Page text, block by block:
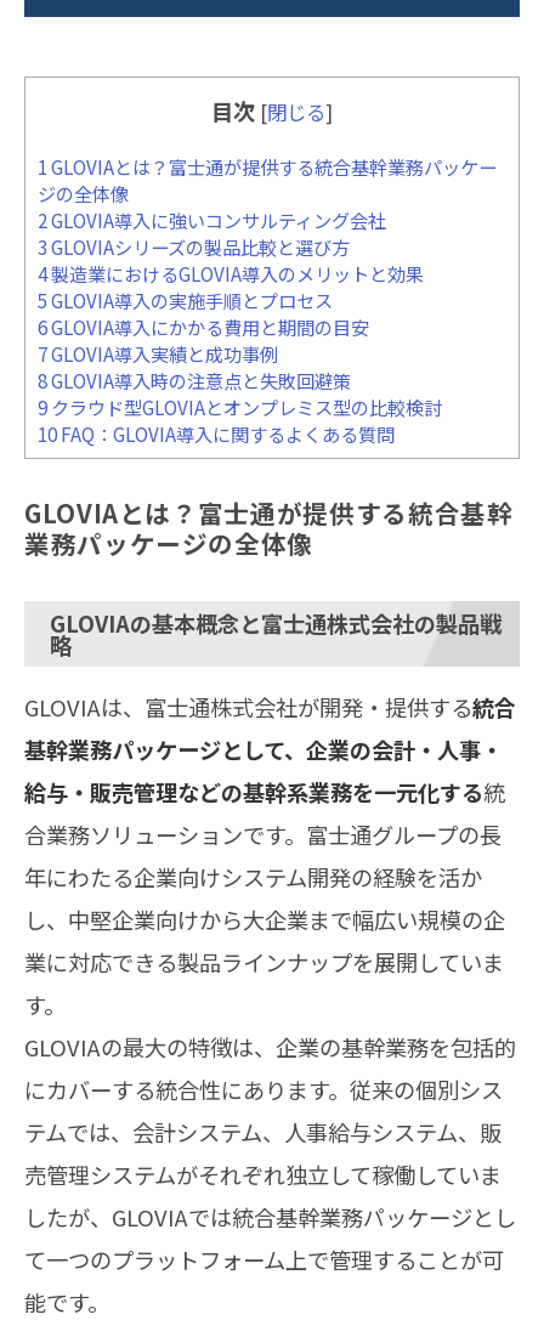
目次 [閉じる]
1GLOVIAとは？富士通が提供する統合基幹業務パッケー
ジの全体像
2GLOVIA導入に強いコンサルティング会社
3GLOVIAシリーズの製品比較と選び方
4製造業におけるGLOVIA導入のメリットと効果
5GLOVIA導入の実施手順とプロセス
6GLOVIA導入にかかる費用と期間の目安
7GLOVIA導入実績と成功事例
8GLOVIA導入時の注意点と失敗回避策
9 クラウド型GLOVIAとオンプレミス型の比較検討
10FAQ：GLOVIA導入に関するよくある質問
GLOVIAとは？富士通が提供する統合基幹
業務パッケージの全体像
GLOVIAの基本概念と富士通株式会社の製品戦
略
GLOVIAは、富士通株式会社が開発・提供する統合
基幹業務パッケージとして、企業の会計・人事・
給与・販売管理などの基幹系業務を一元化する統
合業務ソリューションです。富士通グループの長
年にわたる企業向けシステム開発の経験を活か
し、中堅企業向けから大企業まで幅広い規模の企
業に対応できる製品ラインナップを展開していま
す。
GLOVIAの最大の特徴は、企業の基幹業務を包括的
にカバーする統合性にあります。従来の個別シス
テムでは、会計システム、人事給与システム、販
売管理システムがそれぞれ独立して稼働していま
したが、GLOVIAでは統合基幹業務パッケージとし
て一つのプラットフォーム上で管理することが可
能です。